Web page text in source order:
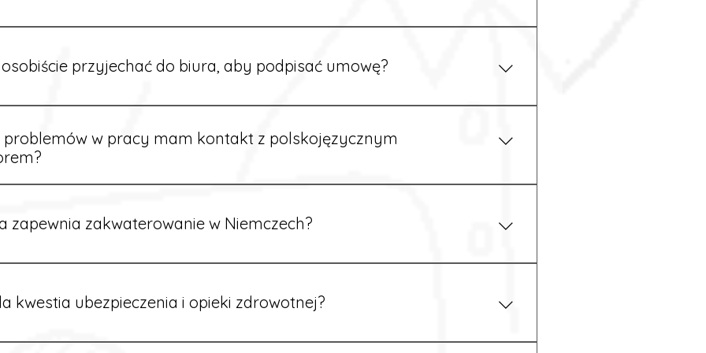
sytuacjach możesz otrzymać zaliczkę po wcześniejszym uzgodnieniu z
przyjechać do biura, aby podpisać umowę?
są osobiście w naszym biurze. Dzięki temu masz pewność, że wszystkie
prawidłowo.
problemów w pracy mam kontakt z polskojęzycznym
zapewnia zakwaterowanie w Niemczech?
dbają o zapewnienie miejsca noclegowego w pobliżu zakładu pracy.
kwestia ubezpieczenia i opieki zdrowotnej?
otrzymuje ubezpieczenie zdrowotne zgodne z niemieckim prawem. Dzięki temu